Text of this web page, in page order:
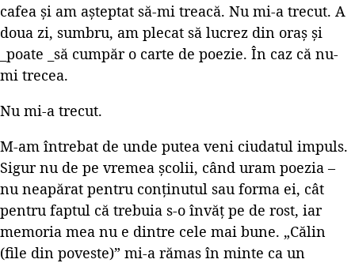
cafea și am așteptat să-mi treacă. Nu mi-a trecut. A
doua zi, sumbru, am plecat să lucrez din oraș și
_poate _să cumpăr o carte de poezie. În caz că nu-
mi trecea.
Nu mi-a trecut.
M-am întrebat de unde putea veni ciudatul impuls.
Sigur nu de pe vremea școlii, când uram poezia –
nu neapărat pentru conținutul sau forma ei, cât
pentru faptul că trebuia s-o învăț pe de rost, iar
memoria mea nu e dintre cele mai bune. „Călin
(file din poveste)” mi-a rămas în minte ca un